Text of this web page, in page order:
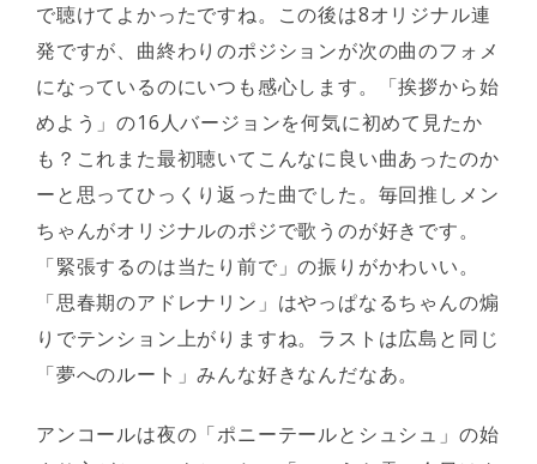
で聴けてよかったですね。この後は8オリジナル連
発ですが、曲終わりのポジションが次の曲のフォメ
になっているのにいつも感心します。「挨拶から始
めよう」の16人バージョンを何気に初めて見たか
も？これまた最初聴いてこんなに良い曲あったのか
ーと思ってひっくり返った曲でした。毎回推しメン
ちゃんがオリジナルのポジで歌うのが好きです。
「緊張するのは当たり前で」の振りがかわいい。
「思春期のアドレナリン」はやっぱなるちゃんの煽
りでテンション上がりますね。ラストは広島と同じ
「夢へのルート」みんな好きなんだなあ。
アンコールは夜の「ポニーテールとシュシュ」の始